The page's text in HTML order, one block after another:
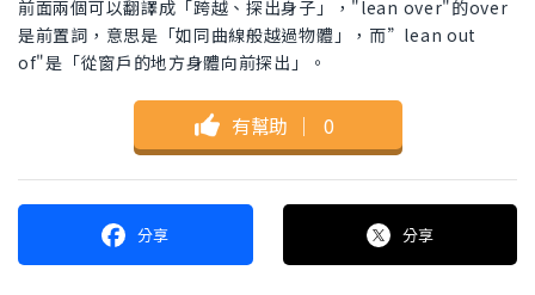
前面兩個可以翻譯成「跨越、探出身子」，"lean over"的over
是前置詞，意思是「如同曲線般越過物體」，而”lean out
of"是「從窗戶的地方身體向前探出」。
有幫助 ｜ 0
分享 分享